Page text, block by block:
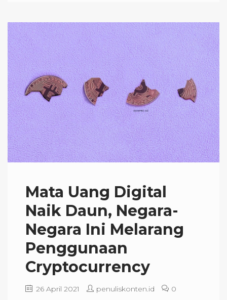
Mata Uang Digital
Naik Daun, Negara-
Negara Ini Melarang
Penggunaan
Cryptocurrency
26 April 2021 penuliskonten.id 0